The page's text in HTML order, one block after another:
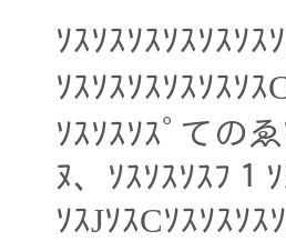
ｿｽｿｽｿｽｿｽｿｽｿｽ
ｿｽｿｽｿｽｿｽｿｽｿｽ
ｿｽｿｽｿｽﾟての
ﾇ、ｿｽｿｽｿｽﾌ１
ｿｽJｿｽCｿｽｿｽｿ